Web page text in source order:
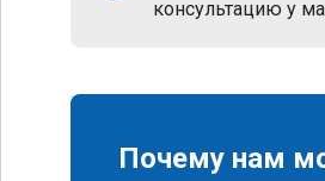
консультацию у
Почему нам